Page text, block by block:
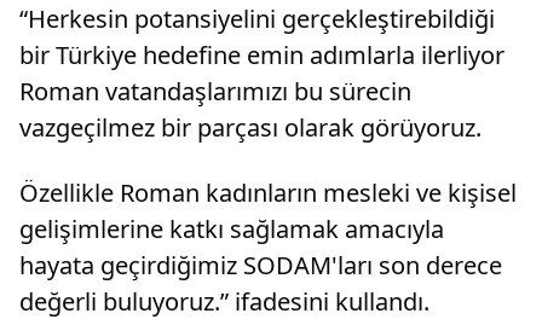
“Herkesin potansiyelini gerçekleştirebildiği
bir Türkiye hedefine emin adımlarla ilerliyor
Roman vatandaşlarımızı bu sürecin
vazgeçilmez bir parçası olarak görüyoruz.
Özellikle Roman kadınların mesleki ve kişisel
gelişimlerine katkı sağlamak amacıyla
hayata geçirdiğimiz SODAM'ları son derece
değerli buluyoruz.” ifadesini kullandı.